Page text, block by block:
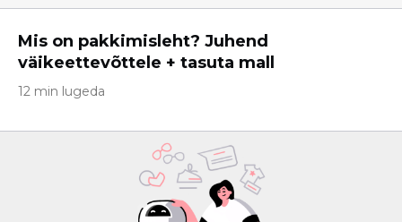
Mis on pakkimisleht? Juhend
väikeettevõttele + tasuta mall
12 min lugeda